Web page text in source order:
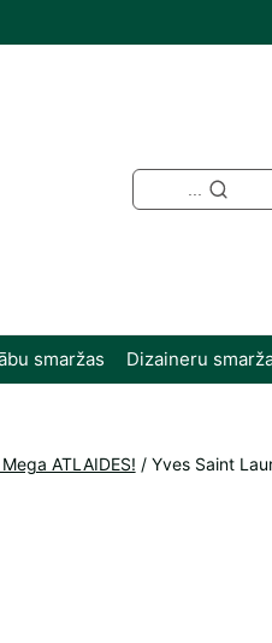
smaržas Dizaineru
Mega ATLAIDES! / Yves Saint